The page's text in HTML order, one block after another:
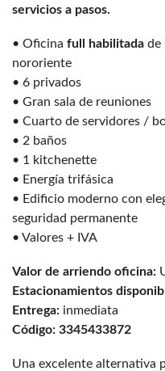
servicios a pasos.
• Oficina full habilitada de
nororiente
• 6 privados
• Gran sala de reuniones
• Cuarto de servidores /
• 2 baños
• 1 kitchenette
• Energía trifásica
• Edificio moderno con
seguridad permanente
• Valores + IVA
Valor de arriendo oficina:
Estacionamientos
Entrega: inmediata
Código: 3345433872
Una excelente alternativa